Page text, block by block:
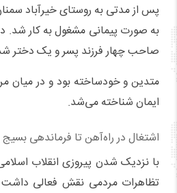
پس از مدتی به روستای خیرآباد
به صورت پیمانی مشغول به کار شد.
صاحب چهار فرزند پسر و یک دختر
متدین و خودساخته بود و در میان
ایمان شناخته می‌شد.
اشتغال در راه‌آهن تا فرماندهی بسیج
با نزدیک شدن پیروزی انقلاب
تظاهرات مردمی نقش فعالی